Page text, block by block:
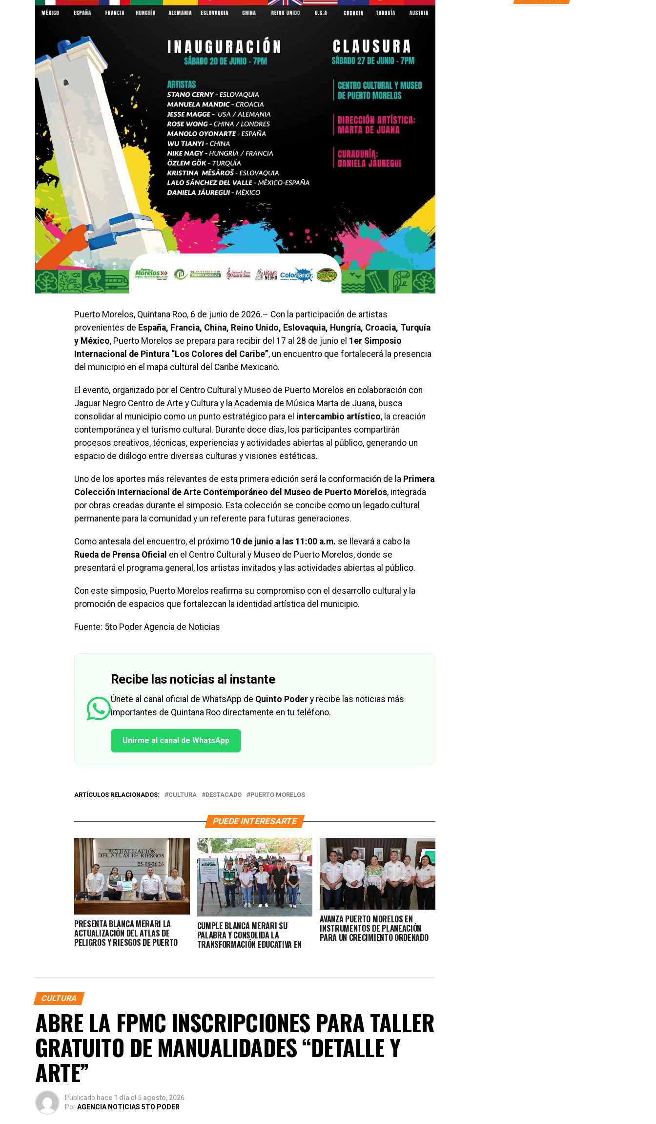
Puerto Morelos, Quintana Roo, 6 de junio de 2026.– Con la participación de artistas
provenientes de España, Francia, China, Reino Unido, Eslovaquia, Hungría, Croacia, Turquía
y México, Puerto Morelos se prepara para recibir del 17 al 28 de junio el 1er Simposio
Internacional de Pintura “Los Colores del Caribe”, un encuentro que fortalecerá la presencia
del municipio en el mapa cultural del Caribe Mexicano.
El evento, organizado por el Centro Cultural y Museo de Puerto Morelos en colaboración con
Jaguar Negro Centro de Arte y Cultura y la Academia de Música Marta de Juana, busca
consolidar al municipio como un punto estratégico para el intercambio artístico, la creación
contemporánea y el turismo cultural. Durante doce días, los participantes compartirán
procesos creativos, técnicas, experiencias y actividades abiertas al público, generando un
espacio de diálogo entre diversas culturas y visiones estéticas.
Uno de los aportes más relevantes de esta primera edición será la conformación de la Primera
Colección Internacional de Arte Contemporáneo del Museo de Puerto Morelos, integrada
por obras creadas durante el simposio. Esta colección se concibe como un legado cultural
permanente para la comunidad y un referente para futuras generaciones.
Como antesala del encuentro, el próximo 10 de junio a las 11:00 a.m. se llevará a cabo la
Rueda de Prensa Oficial en el Centro Cultural y Museo de Puerto Morelos, donde se
presentará el programa general, los artistas invitados y las actividades abiertas al público.
Con este simposio, Puerto Morelos reafirma su compromiso con el desarrollo cultural y la
promoción de espacios que fortalezcan la identidad artística del municipio.
Fuente: 5to Poder Agencia de Noticias
Recibe las noticias al instante
Únete al canal oficial de WhatsApp de Quinto Poder y recibe las noticias más
importantes de Quintana Roo directamente en tu teléfono.
Unirme al canal de WhatsApp
ARTÍCULOS RELACIONADOS: CULTURA DESTACADO PUERTO MORELOS
PUEDE INTERESARTE
PRESENTA BLANCA MERARI LA
ACTUALIZACIÓN DEL ATLAS DE
PELIGROS Y RIESGOS DE PUERTO
CUMPLE BLANCA MERARI SU
PALABRA Y CONSOLIDA LA
TRANSFORMACIÓN EDUCATIVA EN
AVANZA PUERTO MORELOS EN
INSTRUMENTOS DE PLANEACIÓN
PARA UN CRECIMIENTO ORDENADO
CULTURA
ABRE LA FPMC INSCRIPCIONES PARA TALLER
GRATUITO DE MANUALIDADES “DETALLE Y
ARTE”
Publicado hace 1 día el 5 agosto, 2026
PorAGENCIA NOTICIAS 5TO PODER